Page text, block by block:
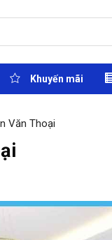
Khuyến mãi
Văn Thoại